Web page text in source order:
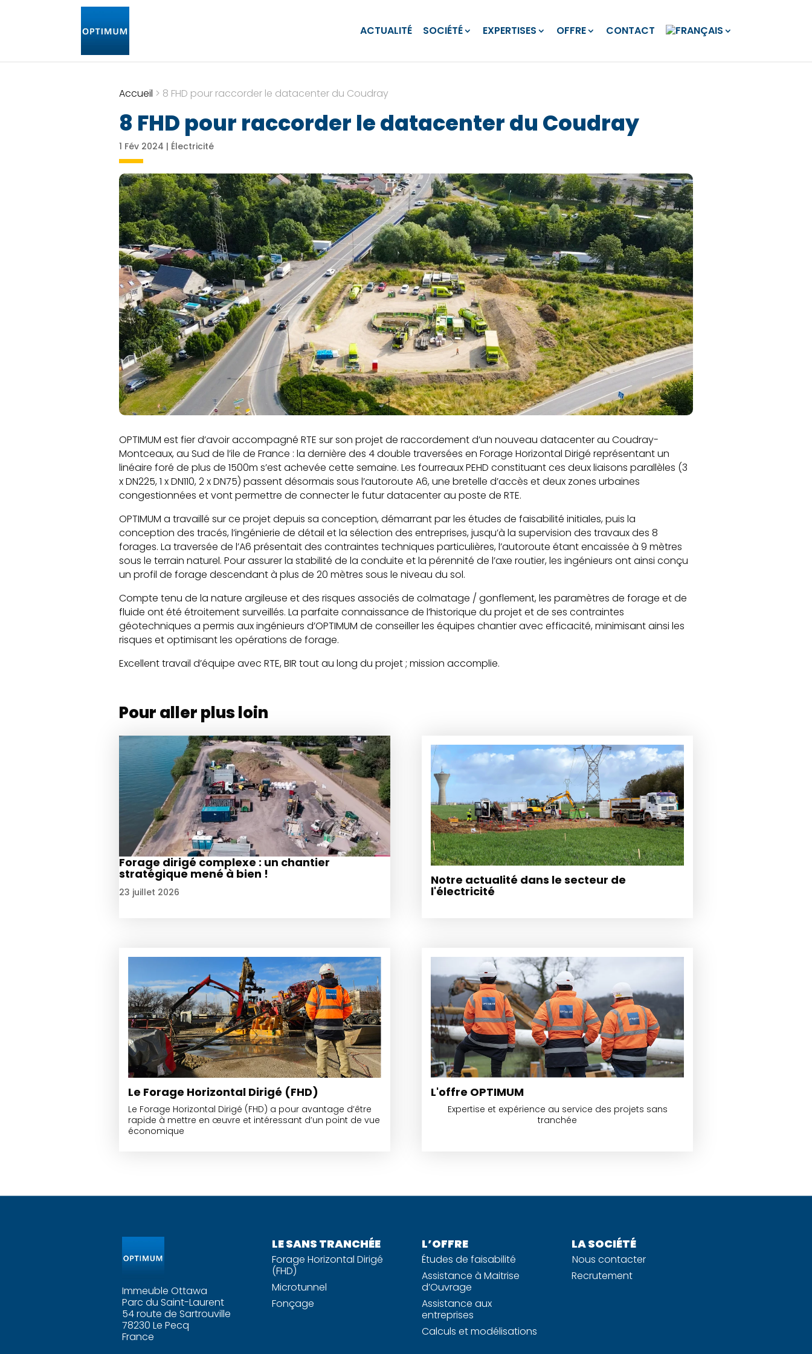
ACTUALITÉ SOCIÉTÉ EXPERTISES OFFRE CONTACT
Accueil > 8 FHD pour raccorder le datacenter du Coudray
8 FHD pour raccorder le datacenter du Coudray
1 Fév 2024 | Électricité
OPTIMUM est fier d’avoir accompagné RTE sur son projet de raccordement d’un nouveau datacenter au Coudray-
Montceaux, au Sud de l’ile de France : la dernière des 4 double traversées en Forage Horizontal Dirigé représentant un
linéaire foré de plus de 1500m s’est achevée cette semaine. Les fourreaux PEHD constituant ces deux liaisons parallèles (3
x DN225, 1 x DN110, 2 x DN75) passent désormais sous l’autoroute A6, une bretelle d’accès et deux zones urbaines
congestionnées et vont permettre de connecter le futur datacenter au poste de RTE.
OPTIMUM a travaillé sur ce projet depuis sa conception, démarrant par les études de faisabilité initiales, puis la
conception des tracés, l’ingénierie de détail et la sélection des entreprises, jusqu’à la supervision des travaux des 8
forages. La traversée de l’A6 présentait des contraintes techniques particulières, l’autoroute étant encaissée à 9 mètres
sous le terrain naturel. Pour assurer la stabilité de la conduite et la pérennité de l’axe routier, les ingénieurs ont ainsi conçu
un profil de forage descendant à plus de 20 mètres sous le niveau du sol.
Compte tenu de la nature argileuse et des risques associés de colmatage / gonflement, les paramètres de forage et de
fluide ont été étroitement surveillés. La parfaite connaissance de l’historique du projet et de ses contraintes
géotechniques a permis aux ingénieurs d’OPTIMUM de conseiller les équipes chantier avec efficacité, minimisant ainsi les
risques et optimisant les opérations de forage.
Excellent travail d’équipe avec RTE, BIR tout au long du projet ; mission accomplie.
Pour aller plus loin
Forage dirigé complexe : un chantier
stratégique mené à bien !
23 juillet 2026
Notre actualité dans le secteur de
l'électricité
Le Forage Horizontal Dirigé (FHD)
Le Forage Horizontal Dirigé (FHD) a pour avantage d’être
rapide à mettre en œuvre et intéressant d’un point de vue
économique
L'offre OPTIMUM
Expertise et expérience au service des projets sans
tranchée
Immeuble Ottawa
Parc du Saint-Laurent
54 route de Sartrouville
78230 Le Pecq
France
LE SANS TRANCHÉE
Forage Horizontal Dirigé
(FHD)
Microtunnel
Fonçage
L’OFFRE
Études de faisabilité
Assistance à Maitrise
d’Ouvrage
Assistance aux
entreprises
Calculs et modélisations
LA SOCIÉTÉ
Nous contacter
Recrutement